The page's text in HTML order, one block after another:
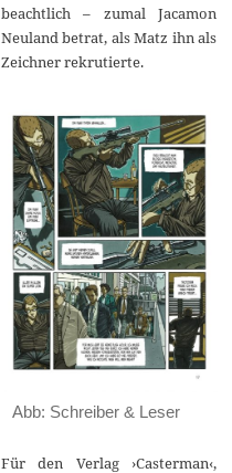
beachtlich – zumal Jacamon
Neuland betrat, als Matz ihn als
Zeichner rekrutierte.
Abb: Schreiber & Leser
Für den Verlag ›Casterman‹,